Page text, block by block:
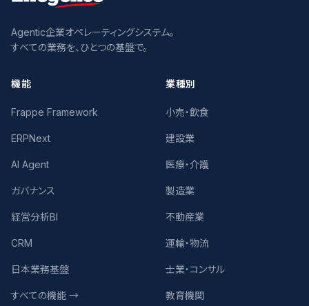
Agentic企業オペレーティングシステム。
すべての業務を、ひとつの基盤で。
機能
Frappe Framework
ERPNext
AI Agent
ガバナンス
経営分析BI
CRM
日本業務基盤
すべての機能 →
業種別
小売・飲食
建設業
医療・介護
製造業
不動産業
運輸・物流
士業・コンサル
教育機関